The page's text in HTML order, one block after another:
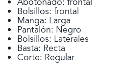
Bolsillos: frontal
Manga: Larga
Pantalón: Negro
Bolsillos: Laterales
Basta: Recta
Corte: Regular